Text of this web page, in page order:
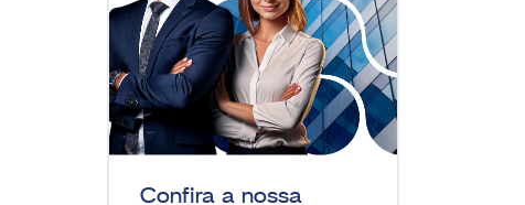
Confira a nossa